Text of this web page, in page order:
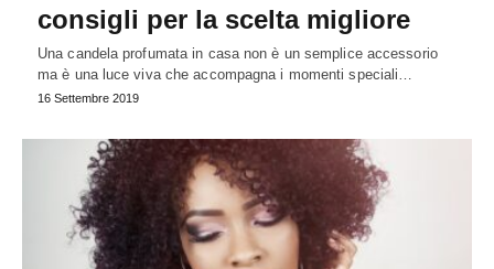
consigli per la scelta migliore
Una candela profumata in casa non è un semplice accessorio
ma è una luce viva che accompagna i momenti speciali…
16 Settembre 2019